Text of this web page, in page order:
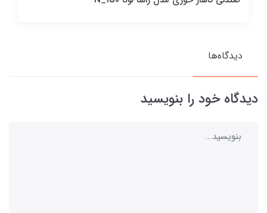
دیدگاه‌ها
دیدگاه خود را بنویسید